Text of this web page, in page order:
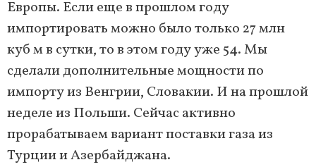
Европы. Если еще в прошлом году
импортировать можно было только 27 млн
куб м в сутки, то в этом году уже 54. Мы
сделали дополнительные мощности по
импорту из Венгрии, Словакии. И на прошлой
неделе из Польши. Сейчас активно
прорабатываем вариант поставки газа из
Турции и Азербайджана.